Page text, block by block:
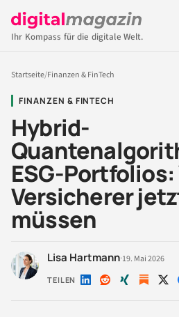
Ihr Kompass für die digitale Welt.
Startseite/Finanzen & FinTech
FINANZEN & FINTECH
Hybrid-
ESG-Portfolios:
Versicherer
müssen
Lisa Hartmann·19. Mai 2026
TEILEN Auf Auf Auf Auf